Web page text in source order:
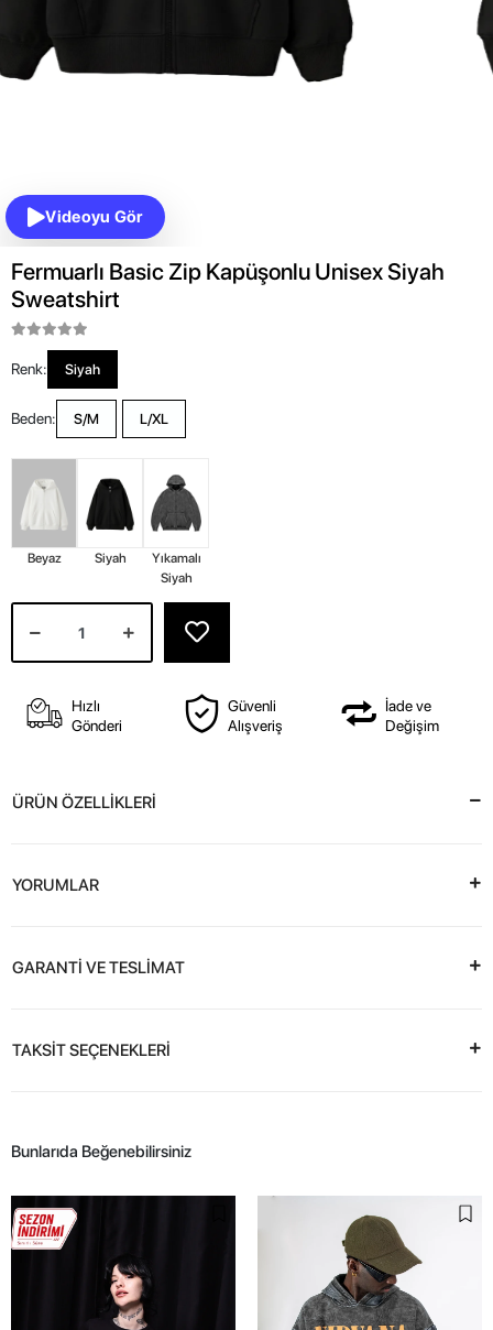
Videoyu Gör
Fermuarlı Basic Zip Kapüşonlu Unisex Siyah
Sweatshirt
Renk: Siyah
Beden: S/M L/XL
Beyaz Siyah
Yıkamalı
Siyah
Hızlı
Gönderi
Güvenli
Alışveriş
İade ve
Değişim
ÜRÜN ÖZELLİKLERİ
YORUMLAR
GARANTİ VE TESLİMAT
TAKSİT SEÇENEKLERİ
Bunlarıda Beğenebilirsiniz